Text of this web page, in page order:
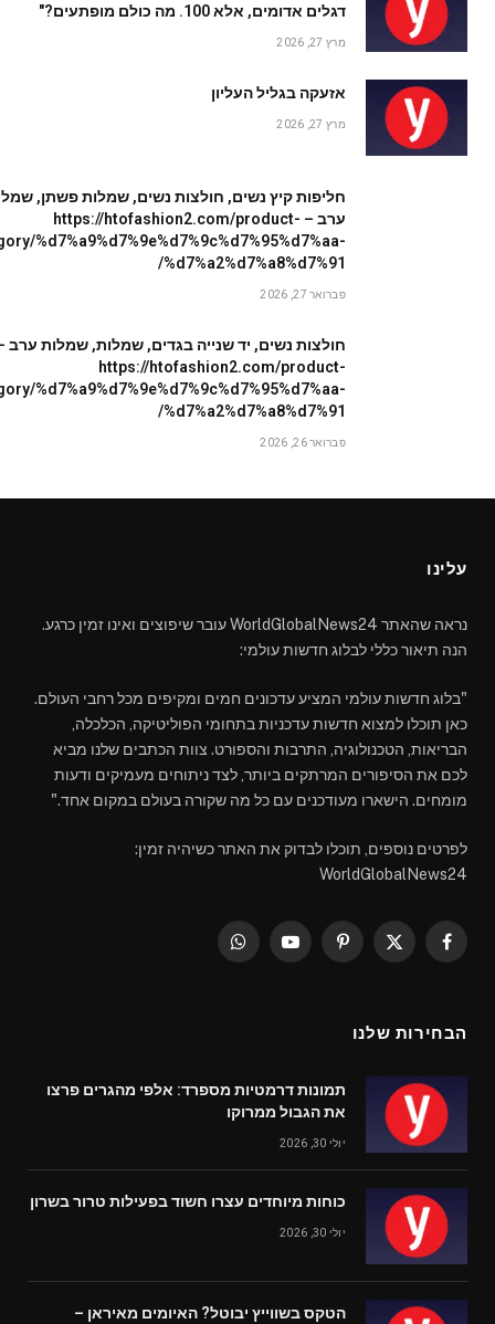
דגלים אדומים, אלא 100. מה כולם מופתעים?"
מרץ 27, 2026
אזעקה בגליל העליון
מרץ 27, 2026
חליפות קיץ נשים, חולצות נשים, שמלות פשתן,
ערב – https://htofashion2.com/product-
%d7%a9%d7%9e%d7%9c%d7%95%d7%aa-
%d7%a2%d7%a8%d7%91/
פברואר 27, 2026
חולצות נשים, יד שנייה בגדים, שמלות, שמלות ערב
https://htofashion2.com/product-
%d7%a9%d7%9e%d7%9c%d7%95%d7%aa-
%d7%a2%d7%a8%d7%91/
פברואר 26, 2026
עלינו
נראה שהאתר WorldGlobalNews24 עובר שיפוצים ואינו זמין כרגע.
הנה תיאור כללי לבלוג חדשות עולמי:
"בלוג חדשות עולמי המציע עדכונים חמים ומקיפים מכל רחבי העולם.
כאן תוכלו למצוא חדשות עדכניות בתחומי הפוליטיקה, הכלכלה,
הבריאות, הטכנולוגיה, התרבות והספורט. צוות הכתבים שלנו מביא
לכם את הסיפורים המרתקים ביותר, לצד ניתוחים מעמיקים ודעות
מומחים. הישארו מעודכנים עם כל מה שקורה בעולם במקום אחד."
לפרטים נוספים, תוכלו לבדוק את האתר כשיהיה זמין:
WorldGlobalNews24
Facebook
X
Pinterest
YouTube
WhatsApp
הבחירות שלנו
תמונות דרמטיות מספרד: אלפי מהגרים פרצו
את הגבול ממרוקו
יולי 30, 2026
כוחות מיוחדים עצרו חשוד בפעילות טרור בשרון
יולי 30, 2026
הטקס בשווייץ יבוטל? האיומים מאיראן –